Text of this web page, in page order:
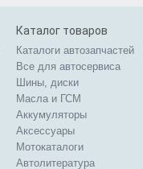
Каталог товаров
Каталоги автозапчастей
Все для автосервиса
Шины, диски
Масла и ГСМ
Аккумуляторы
Аксессуары
Мотокаталоги
Автолитература